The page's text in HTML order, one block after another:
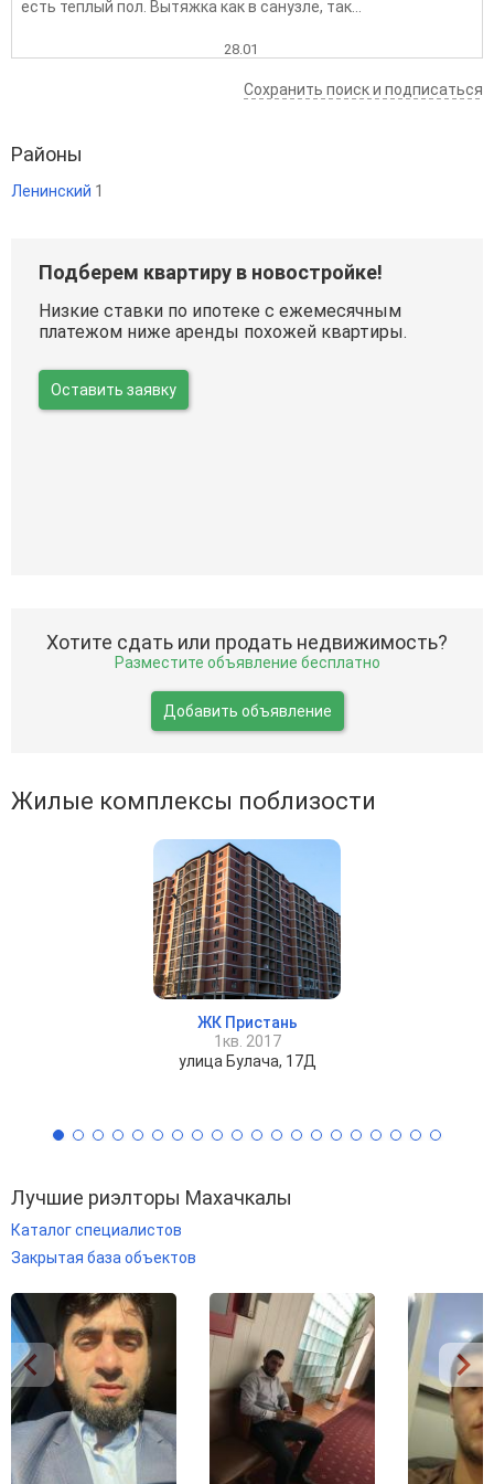
есть теплый пол. Вытяжка как в санузле, так...
28.01
Сохранить поиск и подписаться
Районы
Ленинский 1
Подберем квартиру в новостройке!
Низкие ставки по ипотеке с ежемесячным
платежом ниже аренды похожей квартиры.
Оставить заявку
Хотите сдать или продать недвижимость?
Разместите объявление бесплатно
Добавить объявление
Жилые комплексы поблизости
ЖК Пристань
1кв. 2017
улица Булача, 17Д
Лучшие риэлторы Махачкалы
Каталог специалистов
Закрытая база объектов